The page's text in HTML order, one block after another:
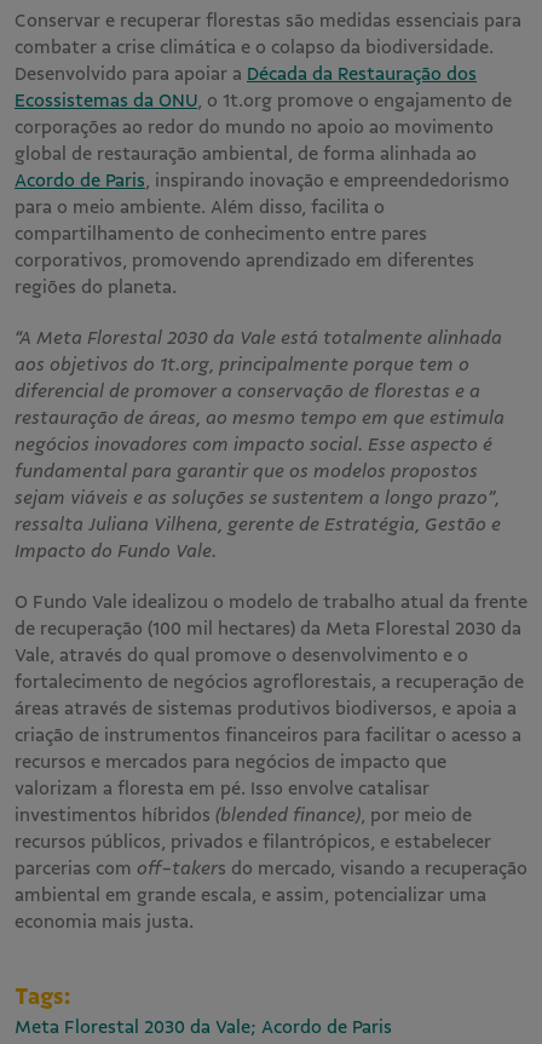
Conservar e recuperar florestas são medidas essenciais para
combater a crise climática e o colapso da biodiversidade.
Desenvolvido para apoiar a Década da Restauração dos
Ecossistemas da ONU, o 1t.org promove o engajamento de
corporações ao redor do mundo no apoio ao movimento
global de restauração ambiental, de forma alinhada ao
Acordo de Paris, inspirando inovação e empreendedorismo
para o meio ambiente. Além disso, facilita o
compartilhamento de conhecimento entre pares
corporativos, promovendo aprendizado em diferentes
regiões do planeta.
“A Meta Florestal 2030 da Vale está totalmente alinhada
aos objetivos do 1t.org, principalmente porque tem o
diferencial de promover a conservação de florestas e a
restauração de áreas, ao mesmo tempo em que estimula
negócios inovadores com impacto social. Esse aspecto é
fundamental para garantir que os modelos propostos
sejam viáveis e as soluções se sustentem a longo prazo”,
ressalta Juliana Vilhena, gerente de Estratégia, Gestão e
Impacto do Fundo Vale.
O Fundo Vale idealizou o modelo de trabalho atual da frente
de recuperação (100 mil hectares) da Meta Florestal 2030 da
Vale, através do qual promove o desenvolvimento e o
fortalecimento de negócios agroflorestais, a recuperação de
áreas através de sistemas produtivos biodiversos, e apoia a
criação de instrumentos financeiros para facilitar o acesso a
recursos e mercados para negócios de impacto que
valorizam a floresta em pé. Isso envolve catalisar
investimentos híbridos (blended finance), por meio de
recursos públicos, privados e filantrópicos, e estabelecer
parcerias com off-takers do mercado, visando a recuperação
ambiental em grande escala, e assim, potencializar uma
economia mais justa.
Tags:
Meta Florestal 2030 da Vale; Acordo de Paris